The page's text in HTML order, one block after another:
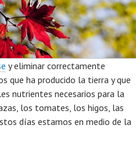
y eliminar correctamente
que ha producido la tierra y que
nutrientes necesarios para la
los tomates, los higos, las
días estamos en medio de la